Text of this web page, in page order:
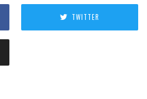
TWITTER